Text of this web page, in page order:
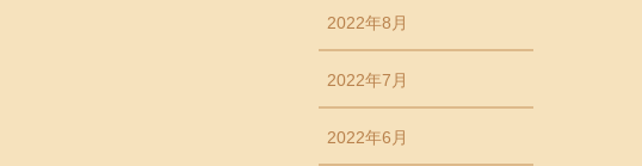
2022年8月
2022年7月
2022年6月